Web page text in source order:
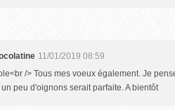
11/01/2019 08:59
/> Tous mes voeux également. Je
peu d'oignons serait parfaite. A bientôt